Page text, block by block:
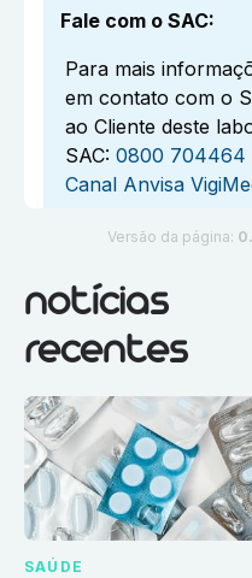
Fale com o SAC:
Para mais
em contato com o
ao Cliente deste
SAC: 0800 704464
Canal Anvisa
Versão da página:
notícias
recentes
SAÚDE